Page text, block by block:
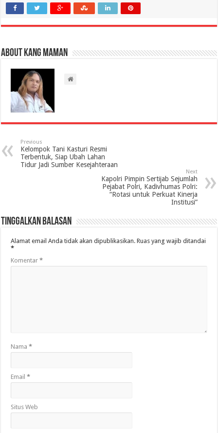
About Kang Maman
Previous
Kelompok Tani Kasturi Resmi
Terbentuk, Siap Ubah Lahan
Tidur Jadi Sumber Kesejahteraan
Next
Kapolri Pimpin Sertijab Sejumlah
Pejabat Polri, Kadivhumas Polri:
“Rotasi untuk Perkuat Kinerja
Institusi”
Tinggalkan Balasan
Alamat email Anda tidak akan dipublikasikan. Ruas yang wajib ditandai
*
Komentar*
Nama*
Email*
Situs Web